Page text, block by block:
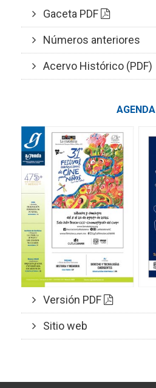
Gaceta PDF
Números anteriores
Acervo Histórico (PDF)
AGENDA
Versión PDF
Sitio web